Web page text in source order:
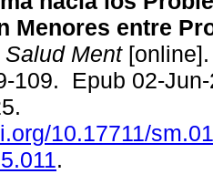
Menores entre
Salud Ment[online].
109. Epub 02-
10.17711/
.